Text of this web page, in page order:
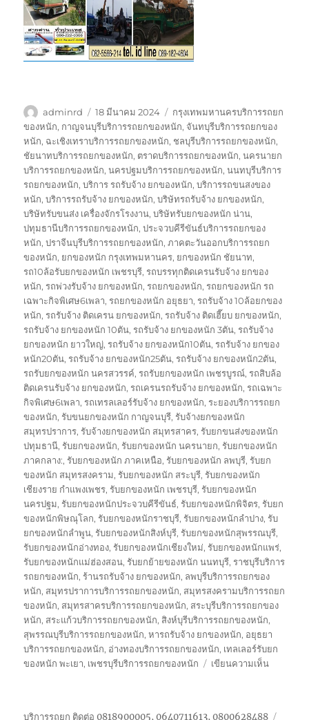
ผู้
เขียน
adminrd
เขียน
เมื่อ
18 มีนาคม 2024
ป้าย
กำกับ
กรุงเทพมหานครบริการรถยก
ของหนัก, กาญจนบุรีบริการรถยกของหนัก, จันทบุรีบริการรถยกของ
หนัก, ฉะเชิงเทราบริการรถยกของหนัก, ชลบุรีบริการรถยกของหนัก,
ชัยนาทบริการรถยกของหนัก, ตราดบริการรถยกของหนัก,นครนายก
บริการรถยกของหนัก,นครปฐมบริการรถยกของหนัก,นนทบุรีบริการ
รถยกของหนัก,บริการ รถรับจ้าง ยกของหนัก,บริการรถขนสงของ
หนัก,บริการรถรับจ้าง ยกของหนัก,บริษัทรถรับจ้าง ยกของหนัก,
บริษัทรับขนส่ง เครื่องจักรโรงงาน,บริษัทรับยกของหนัก น่าน,
ปทุมธานีบริการรถยกของหนัก,ประจวบคีรีขันธ์บริการรถยกของ
หนัก,ปราจีนบุรีบริการรถยกของหนัก,ภาคตะวันออกบริการรถยก
ของหนัก, ยกของหนัก กรุงเทพมหานคร, ยกของหนัก ชัยนาท,
รถ10ล้อรับยกของหนัก เพชรบุรี,รถบรรทุกติดเครนรับจ้าง ยกของ
หนัก,รถพ่วงรับจ้าง ยกของหนัก,รถยกของหนัก,รถยกของหนัก รถ
เฉพาะกิจพิเศษ6เพลา,รถยกของหนัก อยุธยา,รถรับจ้าง 10ล้อยกของ
หนัก,รถรับจ้าง ติดเครน ยกของหนัก,รถรับจ้าง ติดเฮี๊ยบ ยกของหนัก,
รถรับจ้าง ยกของหนัก 10ตัน,รถรับจ้าง ยกของหนัก 3ตัน,รถรับจ้าง
ยกของหนัก ยาวใหญ่,รถรับจ้าง ยกของหนัก10ตัน,รถรับจ้าง ยกของ
หนัก20ตัน,รถรับจ้าง ยกของหนัก25ตัน,รถรับจ้าง ยกของหนัก2ตัน,
รถรับยกของหนัก นครสวรรค์,รถรับยกของหนัก เพชรบูรณ์,รถสิบล้อ
ติดเครนรับจ้าง ยกของหนัก,รถเครนรถรับจ้าง ยกของหนัก,รถเฉพาะ
กิจพิเศษ6เพลา,รถเทรลเลอร์รับจ้าง ยกของหนัก,ระยองบริการรถยก
ของหนัก,รับขนยกของหนัก กาญจนบุรี,รับจ้างยกของหนัก
สมุทรปราการ,รับจ้างยกของหนัก สมุทรสาคร,รับยกขนส่งของหนัก
ปทุมธานี,รับยกของหนัก,รับยกของหนัก นครนายก,รับยกของหนัก
ภาคกลาง:,รับยกของหนัก ภาคเหนือ,รับยกของหนัก ลพบุรี,รับยก
ของหนัก สมุทรสงคราม,รับยกของหนัก สระบุรี,รับยกของหนัก
เชียงราย กำแพงเพชร,รับยกของหนัก เพชรบุรี,รับยกของหนัก
นครปฐม,รับยกของหนักประจวบคีรีขันธ์,รับยกของหนักพิจิตร,รับยก
ของหนักพิษณุโลก,รับยกของหนักราชบุรี,รับยกของหนักลำปาง,รับ
ยกของหนักลำพูน,รับยกของหนักสิงห์บุรี,รับยกของหนักสุพรรณบุรี,
รับยกของหนักอ่างทอง,รับยกของหนักเชียงใหม่,รับยกของหนักแพร่,
รับยกของหนักแม่ฮ่องสอน,รับยกย้ายของหนัก นนทบุรี,ราชบุรีบริการ
รถยกของหนัก,ร้านรถรับจ้าง ยกของหนัก, ลพบุรีบริการรถยกของ
หนัก, สมุทรปราการบริการรถยกของหนัก, สมุทรสงครามบริการรถยก
ของหนัก, สมุทรสาครบริการรถยกของหนัก, สระบุรีบริการรถยกของ
หนัก, สระแก้วบริการรถยกของหนัก, สิงห์บุรีบริการรถยกของหนัก,
สุพรรณบุรีบริการรถยกของหนัก,หารถรับจ้าง ยกของหนัก, อยุธยา
บริการรถยกของหนัก, อ่างทองบริการรถยกของหนัก, เทลเลอร์รับยก
ของหนัก พะเยา, เพชรบุรีบริการรถยกของหนัก เขียนความเห็นบน
บริการรถยก ติดต่อ 0818900005, 0640711613, 0800628488